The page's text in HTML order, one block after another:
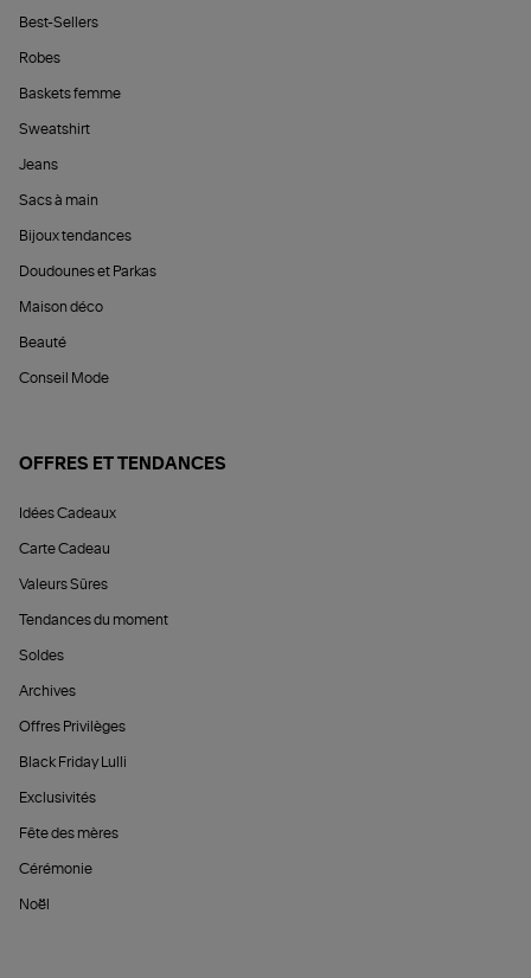
Best-Sellers
Robes
Baskets femme
Sweatshirt
Jeans
Sacs à main
Bijoux tendances
Doudounes et Parkas
Maison déco
Beauté
Conseil Mode
OFFRES ET TENDANCES
Idées Cadeaux
Carte Cadeau
Valeurs Sûres
Tendances du moment
Soldes
Archives
Offres Privilèges
Black Friday Lulli
Exclusivités
Fête des mères
Cérémonie
Noël